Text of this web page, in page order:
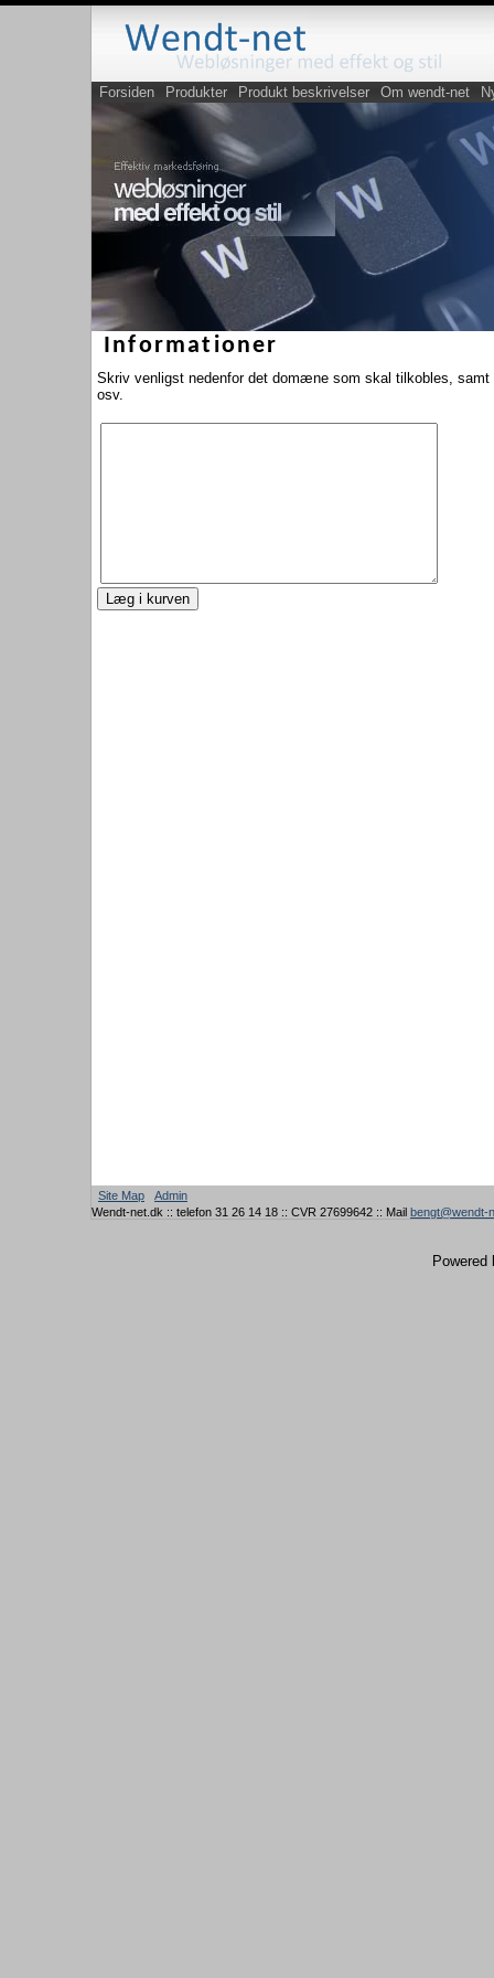
Forsiden Produkter Produkt beskrivelser Om wendt-net
Informationer
Skriv venligst nedenfor det domæne som skal tilkobles, samt
osv.
Site Map
Admin
Wendt-net.dk :: telefon 31 26 14 18 :: CVR 27699642 :: Mail bengt@wendt-